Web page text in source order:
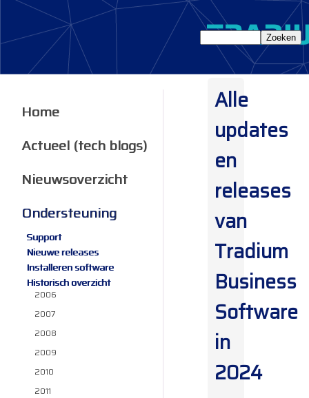
Alle
updates
en
releases
van
Tradium
Business
Software
in
2024
Home
Actueel (tech blogs)
Nieuwsoverzicht
Ondersteuning
Support
Nieuwe releases
Installeren software
Historisch overzicht
2006
2007
2008
2009
2010
2011